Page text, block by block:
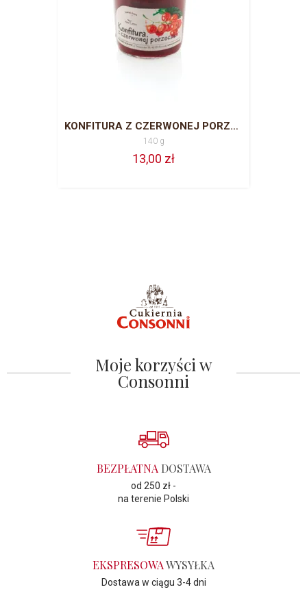
KONFITURA Z CZERWONEJ PORZECZKI 140G
140 g
13,00 zł
Moje korzyści w
Consonni
BEZPŁATNA DOSTAWA
od 250 zł -
na terenie Polski
EKSPRESOWAWYSYŁKA
Dostawa w ciągu 3-4 dni